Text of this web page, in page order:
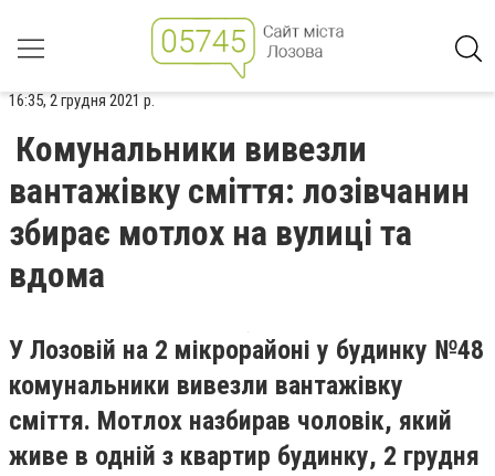
16:35, 2 грудня 2021 р.
Комунальники вивезли
вантажівку сміття: лозівчанин
збирає мотлох на вулиці та
вдома
У Лозовій на 2 мікрорайоні у будинку №48
комунальники вивезли вантажівку
сміття. Мотлох назбирав чоловік, який
живе в одній з квартир будинку, 2 грудня